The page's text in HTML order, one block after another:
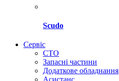
Scudo
Сервіс
СТО
Запасні частини
Додаткове обладнання